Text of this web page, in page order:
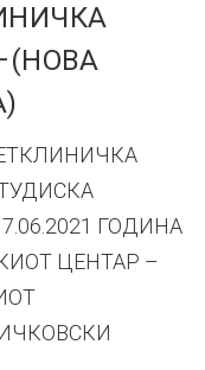
ГОДИНА
ЦЕНТАР –